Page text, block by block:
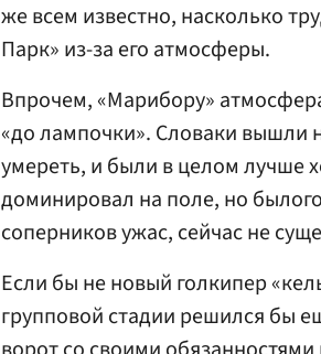
же всем известно, насколько
Парк» из-за его атмосферы.
Впрочем, «Марибору»
«до лампочки». Словаки вышли
умереть, и были в целом лучше
доминировал на поле, но
соперников ужас, сейчас не
Если бы не новый голкипер
групповой стадии решился бы